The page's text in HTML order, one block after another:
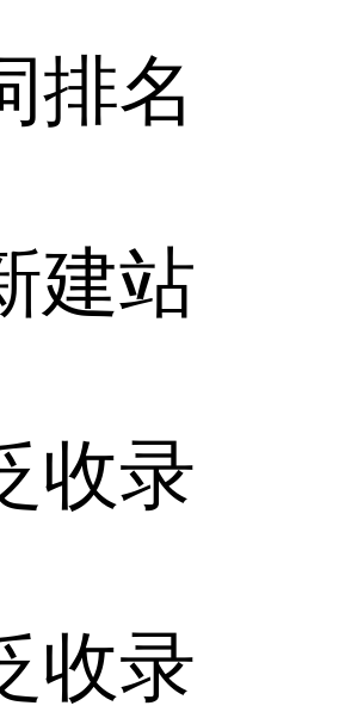
排名
建站
收录
收录